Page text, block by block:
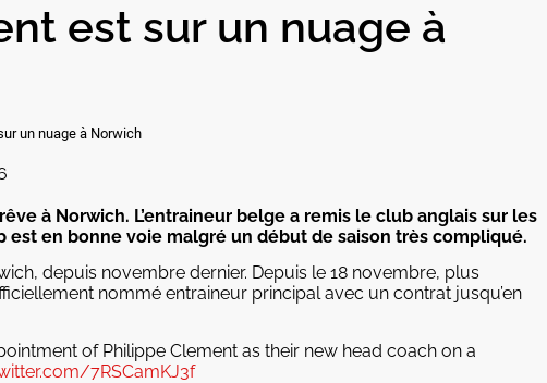
est sur un nuage à
un nuage à Norwich
à Norwich. L’entraineur belge a remis le club anglais sur les
est en bonne voie malgré un début de saison très compliqué.
depuis novembre dernier. Depuis le 18 novembre, plus
nommé entraineur principal avec un contrat jusqu’en
of Philippe Clement as their new head coach on a
7RSCamKJ3f